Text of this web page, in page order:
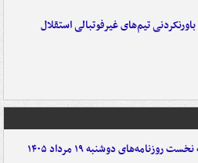
تیم‌های غیرفوتبالی استقلال
روزنامه‌های دوشنبه ۱۹ مرداد ۱۴۰۵